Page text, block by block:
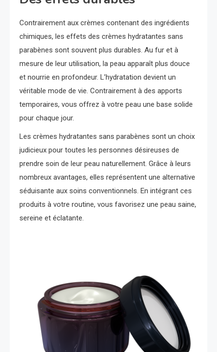
Contrairement aux crèmes contenant des ingrédients
chimiques, les effets des crèmes hydratantes sans
parabènes sont souvent plus durables. Au fur et à
mesure de leur utilisation, la peau apparaît plus douce
et nourrie en profondeur. L’hydratation devient un
véritable mode de vie. Contrairement à des apports
temporaires, vous offrez à votre peau une base solide
pour chaque jour.
Les crèmes hydratantes sans parabènes sont un choix
judicieux pour toutes les personnes désireuses de
prendre soin de leur peau naturellement. Grâce à leurs
nombreux avantages, elles représentent une alternative
séduisante aux soins conventionnels. En intégrant ces
produits à votre routine, vous favorisez une peau saine,
sereine et éclatante.